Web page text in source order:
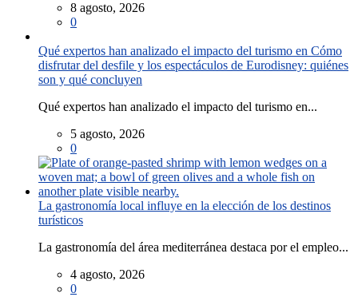
8 agosto, 2026
0
Qué expertos han analizado el impacto del turismo en Cómo
disfrutar del desfile y los espectáculos de Eurodisney: quiénes
son y qué concluyen
Qué expertos han analizado el impacto del turismo en...
5 agosto, 2026
0
La gastronomía local influye en la elección de los destinos
turísticos
La gastronomía del área mediterránea destaca por el empleo...
4 agosto, 2026
0